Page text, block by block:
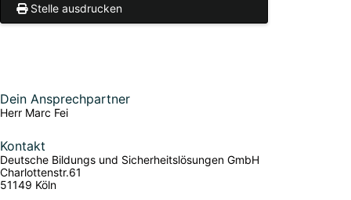
Stelle ausdrucken
Dein Ansprechpartner
Herr Marc Fei
Kontakt
Deutsche Bildungs und Sicherheitslösungen GmbH
Charlottenstr.61
51149 Köln